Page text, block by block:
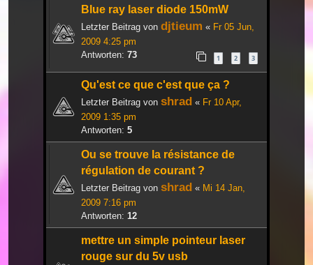
Blue ray laser diode 150mW
Letzter Beitrag von djtieum « Fr 05 Jun,
2009 4:25 pm
Antworten: 73 1 2 3
Qu'est ce que c'est que ça ?
Letzter Beitrag von shrad « Fr 10 Apr,
2009 1:35 pm
Antworten: 5
Ou se trouve la résistance de
régulation de courant ?
Letzter Beitrag von shrad « Mi 14 Jan,
2009 7:16 pm
Antworten: 12
mettre un simple pointeur laser
rouge sur du 5v usb